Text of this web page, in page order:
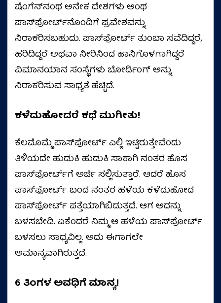
ಷೆಂಗೆನ್‌ನಂಥ ಅನೇಕ ದೇಶಗಳು ಅಂಥ
ಪಾಸ್‌ಪೋರ್ಟ್‌ನೊಂದಿಗೆ ಪ್ರವೇಶವನ್ನು
ನಿರಾಕರಿಸಬಹುದು. ಪಾಸ್‌ಪೋರ್ಟ್ ತುಂಬಾ ಸವೆದಿದ್ದರೆ,
ಹರಿದಿದ್ದರೆ ಅಥವಾ ನೀರಿನಿಂದ ಹಾನಿಗೊಳಗಾಗಿದ್ದರೆ
ವಿಮಾನಯಾನ ಸಂಸ್ಥೆಗಳು ಬೋರ್ಡಿಂಗ್ ಅನ್ನು
ನಿರಾಕರಿಸುವ ಸಾಧ್ಯತೆ ಹೆಚ್ಚಿದೆ.
ಕಳೆದುಹೋದರೆ ಕಥೆ ಮುಗೀತು!
ಕೆಲಮೊಮ್ಮೆ ಪಾಸ್‌ಪೋರ್ಟ್ ಎಲ್ಲಿ ಇಟ್ಟಿರುತ್ತೇವೆಂದು
ತಿಳಿಯದೇ ಹುಡುಕಿ ಹುಡುಕಿ ಸಾಕಾಗಿ ನಂತರ ಹೊಸ
ಪಾಸ್‌ಪೋರ್ಟ್‌ಗೆ ಅರ್ಜಿ ಸಲ್ಲಿಸುತ್ತಾರೆ. ಆದರೆ ಹೊಸ
ಪಾಸ್‌ಪೋರ್ಟ್ ಬಂದ ನಂತರ ಹಳೆಯ ಕಳೆದುಹೋದ
ಪಾಸ್‌ಪೋರ್ಟ್ ಪತ್ತೆಯಾಗಿಬಿಡುತ್ತದೆ. ಆಗ ಅದನ್ನು
ಬಳಸಬೇಡಿ. ಏಕೆಂದರೆ ನಿಮ್ಮ ಆ ಹಳೆಯ ಪಾಸ್‌ಪೋರ್ಟ್
ಬಳಸಲು ಸಾಧ್ಯವಿಲ್ಲ. ಅದು ಈಗಾಗಲೇ
ಅಮಾನ್ಯವಾಗಿರುತ್ತದೆ.
6 ತಿಂಗಳ ಅವಧಿಗೆ ಮಾನ್ಯ!